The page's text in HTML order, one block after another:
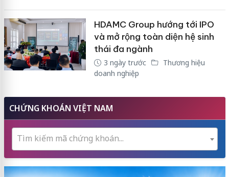
HDAMC Group hướng tới IPO
và mở rộng toàn diện hệ sinh
thái đa ngành
3 ngày trước
Thương hiệu
doanh nghiệp
CHỨNG KHOÁN VIỆT NAM
Tìm kiếm mã chứng khoán...